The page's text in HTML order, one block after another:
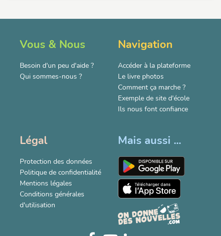
Vous & Nous
Besoin d'un peu d'aide ?
Qui sommes-nous ?
Navigation
Accéder à la plateforme
Le livre photos
Comment ça marche ?
Exemple de site d'école
Ils nous font confiance
Légal
Protection des données
Politique de confidentialité
Mentions légales
Conditions générales
d'utilisation
Mais aussi ...